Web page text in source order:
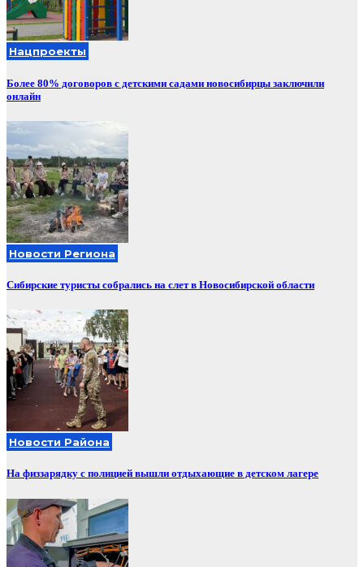
Нацпроекты
Более 80% договоров с детскими садами новосибирцы заключили
онлайн
Новости Региона
Сибирские туристы собрались на слет в Новосибирской области
Новости Района
На физзарядку с полицией вышли отдыхающие в детском лагере